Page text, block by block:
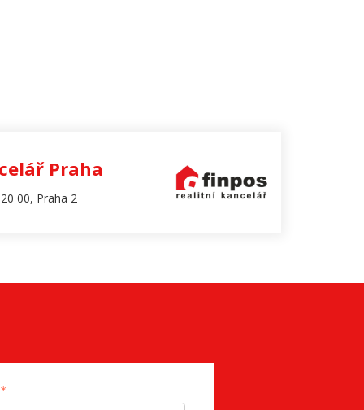
Praha
00, Praha 2